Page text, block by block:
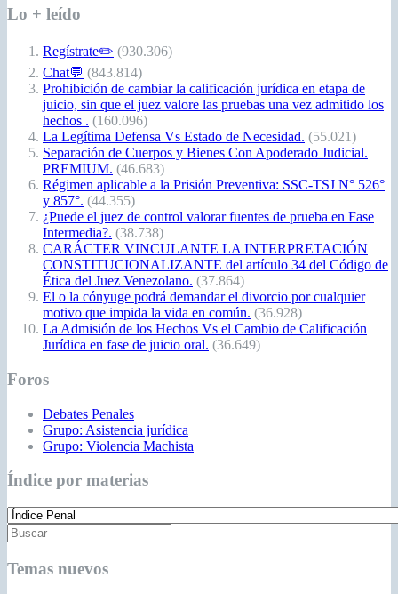
Lo + leído
Regístrate✏️ (930.306)
Chat💬 (843.814)
Prohibición de cambiar la calificación jurídica en etapa de
juicio, sin que el juez valore las pruebas una vez admitido los
hechos . (160.096)
La Legítima Defensa Vs Estado de Necesidad. (55.021)
Separación de Cuerpos y Bienes Con Apoderado Judicial.
PREMIUM. (46.683)
Régimen aplicable a la Prisión Preventiva: SSC-TSJ N° 526°
y 857°. (44.355)
¿Puede el juez de control valorar fuentes de prueba en Fase
Intermedia?. (38.738)
CARÁCTER VINCULANTE LA INTERPRETACIÓN
CONSTITUCIONALIZANTE del artículo 34 del Código de
Ética del Juez Venezolano. (37.864)
El o la cónyuge podrá demandar el divorcio por cualquier
motivo que impida la vida en común. (36.928)
La Admisión de los Hechos Vs el Cambio de Calificación
Jurídica en fase de juicio oral. (36.649)
Foros
Debates Penales
Grupo: Asistencia jurídica
Grupo: Violencia Machista
Índice por materias
Temas nuevos